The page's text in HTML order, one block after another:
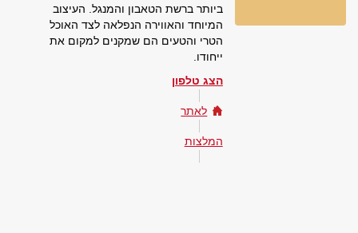
ביותר ברשת הטאבון והמנגל. העיצוב
המיוחד והאווירה הנפלאה לצד האוכל
הטרי והטעים הם שמקנים למקום את
ייחודו.
הצג טלפון
לאתר
המלצות